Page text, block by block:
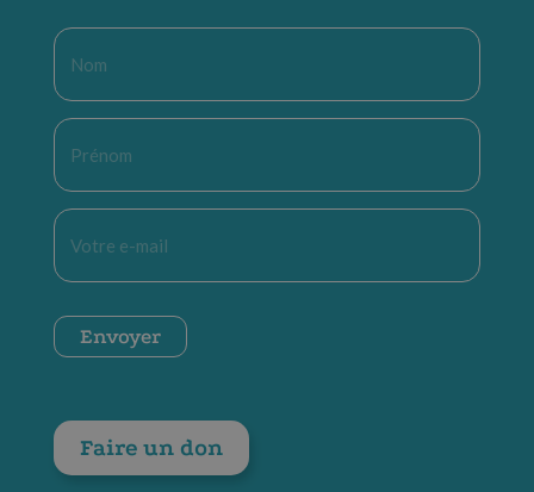
Nom
Prénom
E-
mail
CAPTCHA
Envoyer
Faire un don